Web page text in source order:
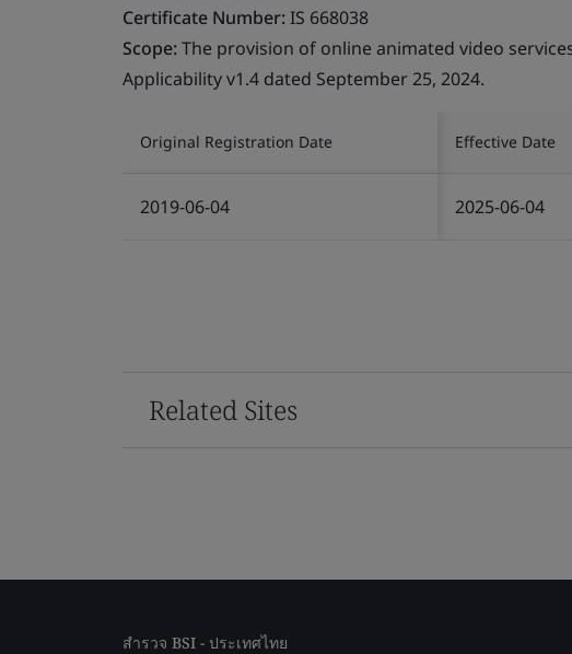
Certificate Number:IS 668038
Scope:The provision of online animated video
Applicability v1.4 dated September 25, 2024.
Original Registration Date Effective Date
2019-06-04 2025-06-04
Related Sites
สำรวจ BSI - ประเทศไทย